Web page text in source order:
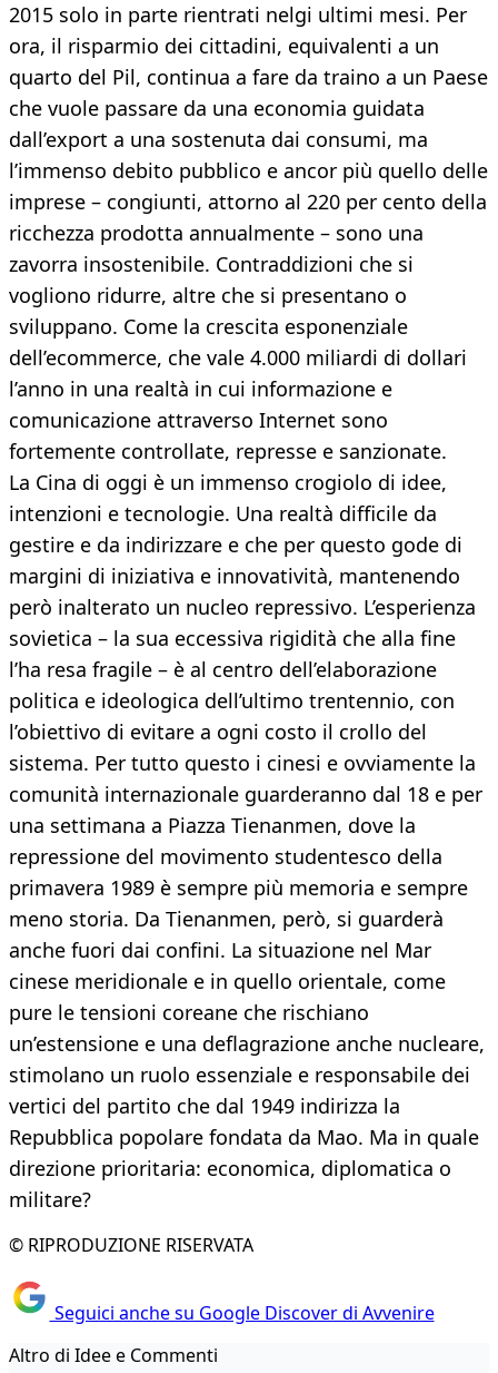
2015 solo in parte rientrati nelgi ultimi mesi. Per
ora, il risparmio dei cittadini, equivalenti a un
quarto del Pil, continua a fare da traino a un Paese
che vuole passare da una economia guidata
dall’export a una sostenuta dai consumi, ma
l’immenso debito pubblico e ancor più quello delle
imprese – congiunti, attorno al 220 per cento della
ricchezza prodotta annualmente – sono una
zavorra insostenibile. Contraddizioni che si
vogliono ridurre, altre che si presentano o
sviluppano. Come la crescita esponenziale
dell’ecommerce, che vale 4.000 miliardi di dollari
l’anno in una realtà in cui informazione e
comunicazione attraverso Internet sono
fortemente controllate, represse e sanzionate.
La Cina di oggi è un immenso crogiolo di idee,
intenzioni e tecnologie. Una realtà difficile da
gestire e da indirizzare e che per questo gode di
margini di iniziativa e innovatività, mantenendo
però inalterato un nucleo repressivo. L’esperienza
sovietica – la sua eccessiva rigidità che alla fine
l’ha resa fragile – è al centro dell’elaborazione
politica e ideologica dell’ultimo trentennio, con
l’obiettivo di evitare a ogni costo il crollo del
sistema. Per tutto questo i cinesi e ovviamente la
comunità internazionale guarderanno dal 18 e per
una settimana a Piazza Tienanmen, dove la
repressione del movimento studentesco della
primavera 1989 è sempre più memoria e sempre
meno storia. Da Tienanmen, però, si guarderà
anche fuori dai confini. La situazione nel Mar
cinese meridionale e in quello orientale, come
pure le tensioni coreane che rischiano
un’estensione e una deflagrazione anche nucleare,
stimolano un ruolo essenziale e responsabile dei
vertici del partito che dal 1949 indirizza la
Repubblica popolare fondata da Mao. Ma in quale
direzione prioritaria: economica, diplomatica o
militare?
© RIPRODUZIONE RISERVATA
Seguici anche su Google Discover di Avvenire
Altro di Idee e Commenti